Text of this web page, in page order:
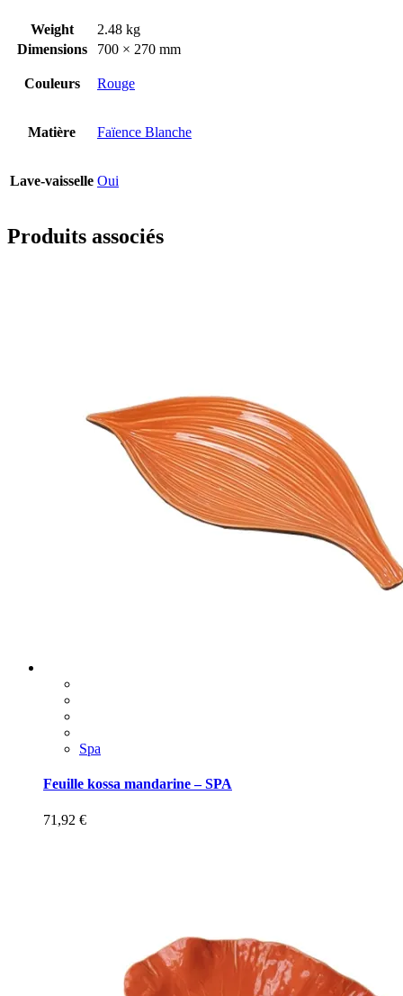
Weight
2.48 kg
Dimensions
700 × 270 mm
Couleurs Rouge
Matière Faïence Blanche
Lave-vaisselle Oui
Produits associés
Spa
Feuille kossa mandarine – SPA
71,92 €